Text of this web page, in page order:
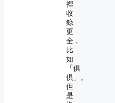
裡
收
錄
更
全，
比
如
「俱
倶」。
但
是